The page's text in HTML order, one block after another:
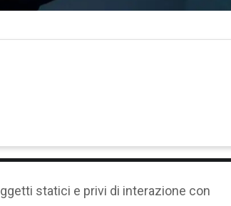
statici e privi di interazione con